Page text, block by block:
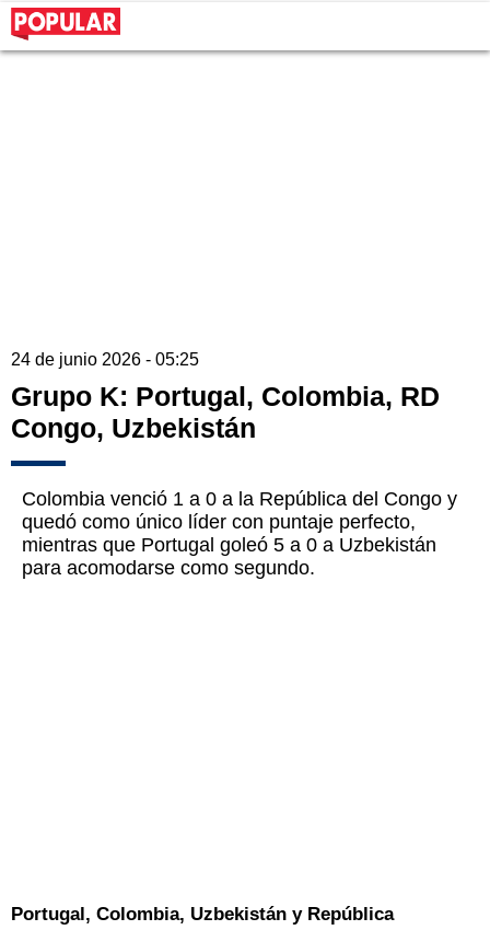
24 de junio 2026 - 05:25
Grupo K: Portugal, Colombia, RD
Congo, Uzbekistán
Colombia venció 1 a 0 a la República del Congo y
quedó como único líder con puntaje perfecto,
mientras que Portugal goleó 5 a 0 a Uzbekistán
para acomodarse como segundo.
Portugal, Colombia, Uzbekistán y República